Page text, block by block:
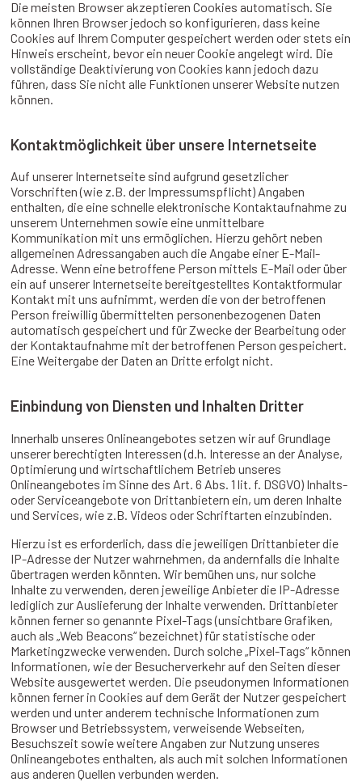
Die meisten Browser akzeptieren Cookies automatisch. Sie
können Ihren Browser jedoch so konfigurieren, dass keine
Cookies auf Ihrem Computer gespeichert werden oder stets ein
Hinweis erscheint, bevor ein neuer Cookie angelegt wird. Die
vollständige Deaktivierung von Cookies kann jedoch dazu
führen, dass Sie nicht alle Funktionen unserer Website nutzen
können.
Kontaktmöglichkeit über unsere Internetseite
Auf unserer Internetseite sind aufgrund gesetzlicher
Vorschriften (wie z.B. der Impressumspflicht) Angaben
enthalten, die eine schnelle elektronische Kontaktaufnahme zu
unserem Unternehmen sowie eine unmittelbare
Kommunikation mit uns ermöglichen. Hierzu gehört neben
allgemeinen Adressangaben auch die Angabe einer E-Mail-
Adresse. Wenn eine betroffene Person mittels E-Mail oder über
ein auf unserer Internetseite bereitgestelltes Kontaktformular
Kontakt mit uns aufnimmt, werden die von der betroffenen
Person freiwillig übermittelten personenbezogenen Daten
automatisch gespeichert und für Zwecke der Bearbeitung oder
der Kontaktaufnahme mit der betroffenen Person gespeichert.
Eine Weitergabe der Daten an Dritte erfolgt nicht.
Einbindung von Diensten und Inhalten Dritter
Innerhalb unseres Onlineangebotes setzen wir auf Grundlage
unserer berechtigten Interessen (d.h. Interesse an der Analyse,
Optimierung und wirtschaftlichem Betrieb unseres
Onlineangebotes im Sinne des Art. 6 Abs. 1 lit. f. DSGVO) Inhalts-
oder Serviceangebote von Drittanbietern ein, um deren Inhalte
und Services, wie z.B. Videos oder Schriftarten einzubinden.
Hierzu ist es erforderlich, dass die jeweiligen Drittanbieter die
IP-Adresse der Nutzer wahrnehmen, da andernfalls die Inhalte
übertragen werden könnten. Wir bemühen uns, nur solche
Inhalte zu verwenden, deren jeweilige Anbieter die IP-Adresse
lediglich zur Auslieferung der Inhalte verwenden. Drittanbieter
können ferner so genannte Pixel-Tags (unsichtbare Grafiken,
auch als „Web Beacons“ bezeichnet) für statistische oder
Marketingzwecke verwenden. Durch solche „Pixel-Tags“ können
Informationen, wie der Besucherverkehr auf den Seiten dieser
Website ausgewertet werden. Die pseudonymen Informationen
können ferner in Cookies auf dem Gerät der Nutzer gespeichert
werden und unter anderem technische Informationen zum
Browser und Betriebssystem, verweisende Webseiten,
Besuchszeit sowie weitere Angaben zur Nutzung unseres
Onlineangebotes enthalten, als auch mit solchen Informationen
aus anderen Quellen verbunden werden.